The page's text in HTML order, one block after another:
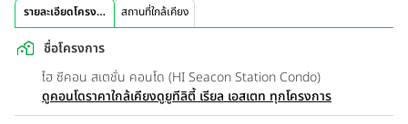
รายละเอียดโครงการ สถานที่ใกล้เคียง
ชื่อโครงการ
ไฮ ซีคอน สเตชั่น คอนโด (HI Seacon Station Condo)
ดูคอนโดราคาใกล้เคียงดูยูทีลิตี้ เรียล เอสเตท ทุกโครงการ